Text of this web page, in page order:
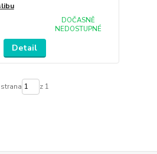
DOČASNĚ
NEDOSTUPNÉ
Detail
strana z 1